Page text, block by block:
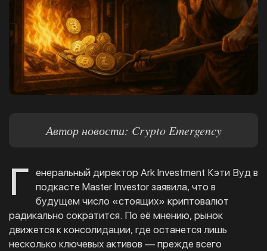
Автор новости: Crypto Emergency
Г енеральный директор Ark Investment Кэти Вуд в
подкасте Master Investor заявила, что в
будущем число «стоящих» криптовалют
радикально сократится. По её мнению, рынок
движется к консолидации, где останется лишь
несколько ключевых активов — прежде всего